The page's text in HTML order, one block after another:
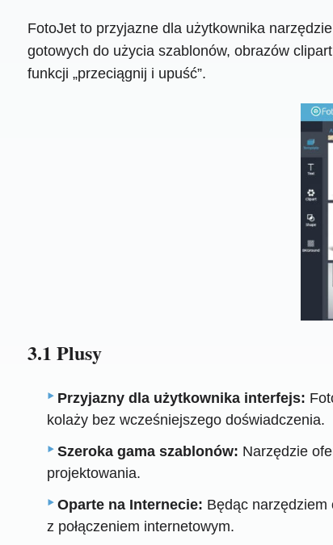
FotoJet to przyjazne dla użytkownika
gotowych do użycia szablonów, obrazów
funkcji „przeciągnij i upuść”.
3.1 Plusy
Przyjazny dla użytkownika interfejs:
kolaży bez wcześniejszego doświadczenia.
Szeroka gama szablonów: Narzędzie
projektowania.
Oparte na Internecie: Będąc
z połączeniem internetowym.